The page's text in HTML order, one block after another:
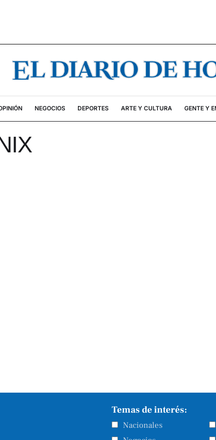
NEGOCIOS DEPORTES ARTE Y CULTURA GENTE Y
Temas de interés:
Nacionales